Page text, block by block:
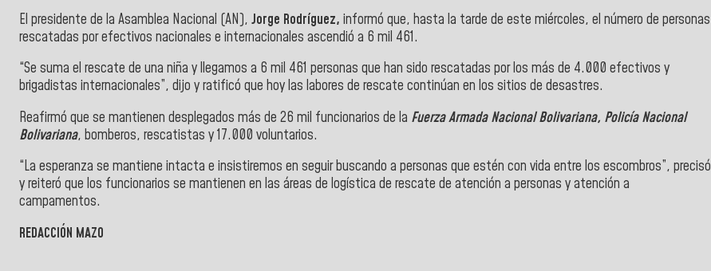
El presidente de la Asamblea Nacional (AN), Jorge Rodríguez, informó que, hasta la tarde de este miércoles, el número de personas
rescatadas por efectivos nacionales e internacionales ascendió a 6 mil 461.
“Se suma el rescate de una niña y llegamos a 6 mil 461 personas que han sido rescatadas por los más de 4.000 efectivos y
brigadistas internacionales”, dijo y ratificó que hoy las labores de rescate continúan en los sitios de desastres.
Reafirmó que se mantienen desplegados más de 26 mil funcionarios de la Fuerza Armada Nacional Bolivariana, Policía Nacional
Bolivariana, bomberos, rescatistas y 17.000 voluntarios.
“La esperanza se mantiene intacta e insistiremos en seguir buscando a personas que estén con vida entre los escombros”, precisó
y reiteró que los funcionarios se mantienen en las áreas de logística de rescate de atención a personas y atención a
campamentos.
REDACCIÓN MAZO